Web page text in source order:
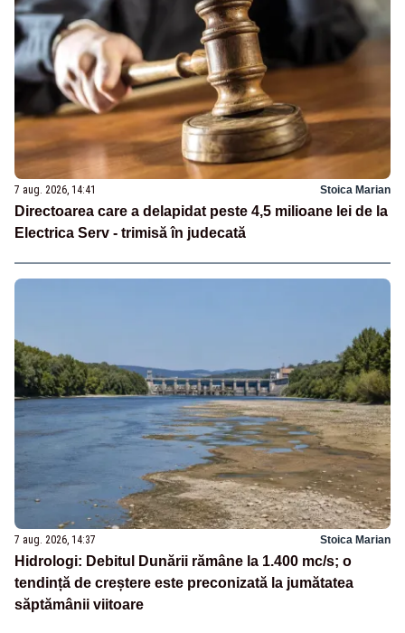
7 aug. 2026, 14:41 Stoica Marian
Directoarea care a delapidat peste 4,5 milioane lei de la
Electrica Serv - trimisă în judecată
7 aug. 2026, 14:37 Stoica Marian
Hidrologi: Debitul Dunării rămâne la 1.400 mc/s; o
tendință de creștere este preconizată la jumătatea
săptămânii viitoare